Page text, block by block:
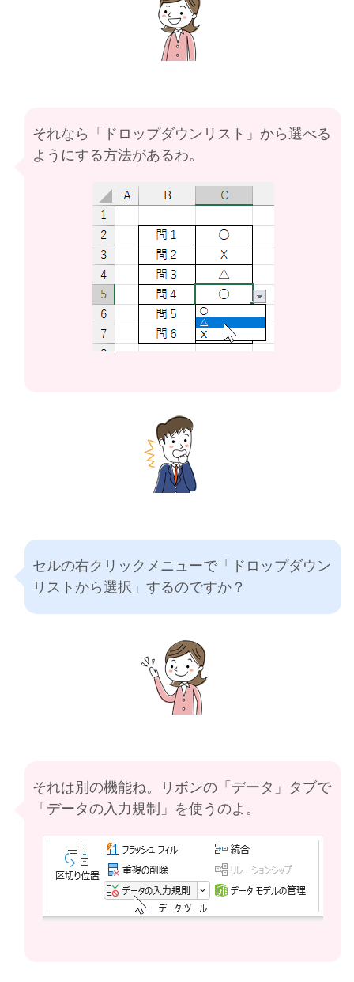
それなら「ドロップダウンリスト」から選べる
ようにする方法があるわ。
セルの右クリックメニューで「ドロップダウン
リストから選択」するのですか？
それは別の機能ね。リボンの「データ」タブで
「データの入力規制」を使うのよ。